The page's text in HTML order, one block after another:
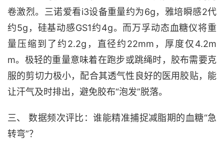
卷激烈。三诺爱看i3设备重量约为6g，雅培瞬感2代
约5g，硅基动感GS1约4g。而万孚动态血糖仪将重
量压缩到了约2.2g，直径约22mm，厚度仅4.2m
m。极轻的重量意味着在跑步或跳绳时，胶布需要克
服的剪切力极小，配合其透气性良好的医用胶贴，能
让汗气及时排出，避免胶布“泡发”脱落。
三、 数据频次评比：谁能精准捕捉减脂期的血糖“急
转弯”？